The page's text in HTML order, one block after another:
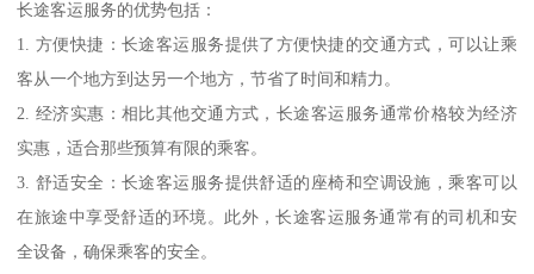
长途客运服务的优势包括：
1. 方便快捷：长途客运服务提供了方便快捷的交通方式，可以让乘
客从一个地方到达另一个地方，节省了时间和精力。
2. 经济实惠：相比其他交通方式，长途客运服务通常价格较为经济
实惠，适合那些预算有限的乘客。
3. 舒适安全：长途客运服务提供舒适的座椅和空调设施，乘客可以
在旅途中享受舒适的环境。此外，长途客运服务通常有的司机和安
全设备，确保乘客的安全。